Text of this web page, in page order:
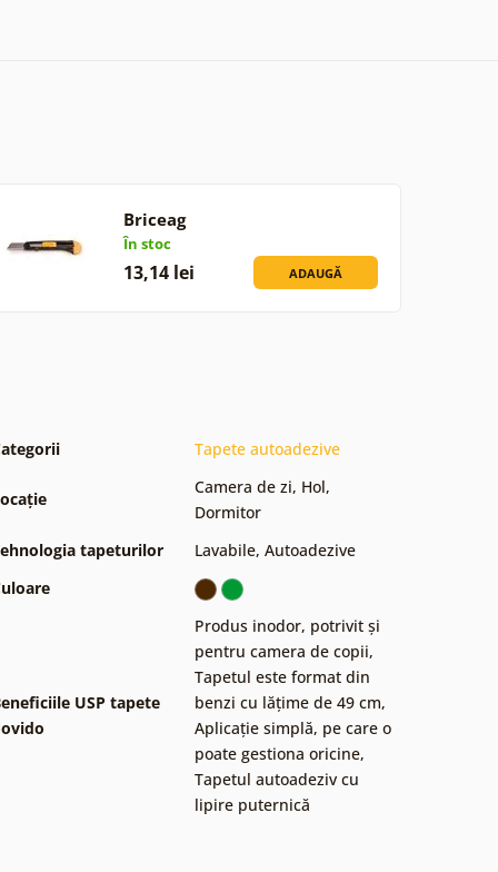
Briceag
În stoc
13,14 lei ADAUGĂ
Tapete autoadezive
Camera de zi, Hol,
Dormitor
tapeturilor
Lavabile, Autoadezive
USP tapete
Produs inodor, potrivit și
pentru camera de copii,
Tapetul este format din
benzi cu lățime de 49 cm,
Aplicație simplă, pe care o
poate gestiona oricine,
Tapetul autoadeziv cu
lipire puternică